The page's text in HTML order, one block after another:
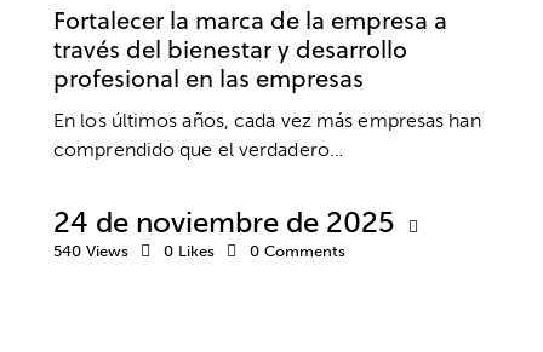
Fortalecer la marca de la empresa a
través del bienestar y desarrollo
profesional en las empresas
En los últimos años, cada vez más empresas han
comprendido que el verdadero…
24 de noviembre de 2025
540 Views 0 Likes 0 Comments